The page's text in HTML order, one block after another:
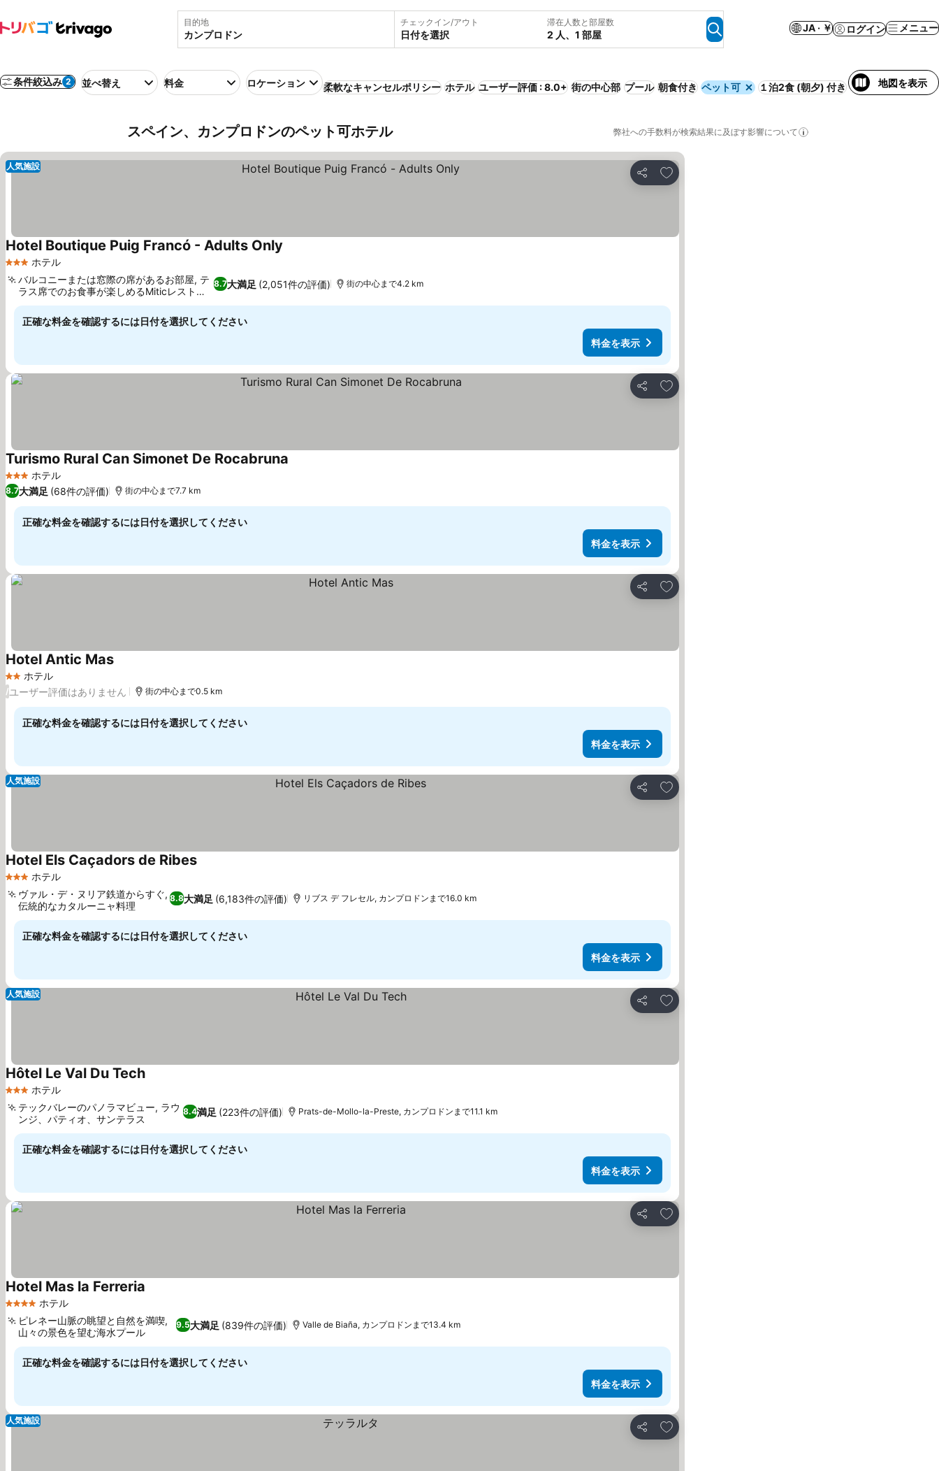
目的地 チェックイン/アウト
日付を選択
滞在人数と部屋数
2 人、1 部屋
JA · ￥ ログイン メニュー
条件絞込み 2 並べ替え 料金 ロケーション 柔軟なキャンセルポリシー ホテル ユーザー評価 : 8.0+ 街の中心部 プール 朝食付き ペット可 １泊2食 (朝夕) 付き サービス付きアパ
地図を表示
スペイン、カンプロドンのペット可ホテル 弊社への手数料が検索結果に及ぼす影響について
シェア
お気に入りに追加
人気施設
3 ホテルのランク
ホテル
Hotel Boutique Puig Francó - Adults Only
8.7大満足 (2,051件の評価)
バルコニーまたは窓際の席があるお部屋, テ
ラス席でのお食事が楽しめるMiticレストラ
ン
街の中心まで4.2 km
正確な料金を確認するには日付を選択してください
料金を表示
シェア
お気に入りに追加
3 ホテルのランク
ホテル
Turismo Rural Can Simonet De Rocabruna
8.7大満足 (68件の評価) 街の中心まで7.7 km
正確な料金を確認するには日付を選択してください
料金を表示
シェア
お気に入りに追加
2 ホテルのランク
ホテル
Hotel Antic Mas
/ユーザー評価はありません 街の中心まで0.5 km
正確な料金を確認するには日付を選択してください
料金を表示
シェア
お気に入りに追加
人気施設
3 ホテルのランク
ホテル
Hotel Els Caçadors de Ribes
8.8大満足 (6,183件の評価)
ヴァル・デ・ヌリア鉄道からすぐ,
伝統的なカタルーニャ料理
リブス デ フレセル, カンプロドンまで16.0 km
正確な料金を確認するには日付を選択してください
料金を表示
シェア
お気に入りに追加
人気施設
3 ホテルのランク
ホテル
Hôtel Le Val Du Tech
8.4満足 (223件の評価)
テックバレーのパノラマビュー, ラウ
ンジ、パティオ、サンテラス
Prats-de-Mollo-la-Preste, カンプロドンまで11.1 km
正確な料金を確認するには日付を選択してください
料金を表示
シェア
お気に入りに追加
4 ホテルのランク
ホテル
Hotel Mas la Ferreria
9.5大満足 (839件の評価)
ピレネー山脈の眺望と自然を満喫,
山々の景色を望む海水プール
Valle de Biaña, カンプロドンまで13.4 km
正確な料金を確認するには日付を選択してください
料金を表示
シェア
お気に入りに追加
人気施設